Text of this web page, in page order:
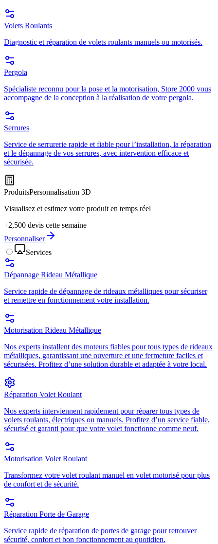
Volets Roulants
Diagnostic et réparation de volets roulants manuels ou motorisés.
Pergola
Spécialiste reconnu pour la pose et la motorisation, Store 2000 vous
accompagne de la conception à la réalisation de votre pergola.
Serrures
Service de serrurerie rapide et fiable pour l’installation, la réparation
et le dépannage de vos serrures, avec intervention efficace et
sécurisée.
ProduitsPersonnalisation 3D
Visualisez et estimez votre produit en temps réel
+2,500 devis cette semaine
Personnaliser
Services
Dépannage Rideau Métallique
Service rapide de dépannage de rideaux métalliques pour sécuriser
et remettre en fonctionnement votre installation.
Motorisation Rideau Métallique
Nos experts installent des moteurs fiables pour tous types de rideaux
métalliques, garantissant une ouverture et une fermeture faciles et
sécurisées. Profitez d’une solution durable et adaptée à votre local.
Réparation Volet Roulant
Nos experts interviennent rapidement pour réparer tous types de
volets roulants, électriques ou manuels. Profitez d’un service fiable,
sécurisé et garanti pour que votre volet fonctionne comme neuf.
Motorisation Volet Roulant
Transformez votre volet roulant manuel en volet motorisé pour plus
de confort et de sécurité.
Réparation Porte de Garage
Service rapide de réparation de portes de garage pour retrouver
sécurité, confort et bon fonctionnement au quotidien.